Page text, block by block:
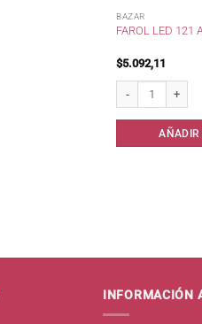
BAZAR
FAROL LED 121
$5.092,11
Farol Led 121 a
AÑADIR
INFORMACIÓN